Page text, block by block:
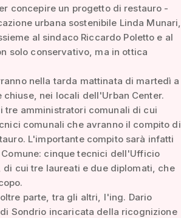
concepire un progetto di restauro -
urbana sostenibile Linda Munari,
al sindaco Riccardo Poletto e al
solo conservativo, ma in ottica
nella tarda mattinata di martedì a
nei locali dell'Urban Center.
tre amministratori comunali di cui
comunali che avranno il compito di
L'importante compito sarà infatti
cinque tecnici dell'Ufficio
cui tre laureati e due diplomati, che
parte, tra gli altri, l'ing. Dario
Sondrio incaricata della ricognizione